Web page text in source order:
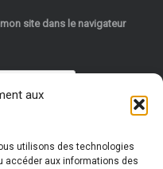
aux
utilisons des technologies
accéder aux informations des
site dans le navigateur